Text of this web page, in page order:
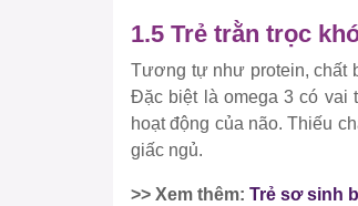
1.5 Trẻ trằn trọc
Tương tự như protein, chất
Đặc biệt là omega 3 có vai
hoạt động của não. Thiếu
giấc ngủ.
>> Xem thêm: Trẻ sơ sinh